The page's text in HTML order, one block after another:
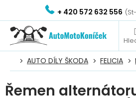
obsah
+ 420 572 632 556
AUTO DÍLY ŠKODA FELICIA
Řemen